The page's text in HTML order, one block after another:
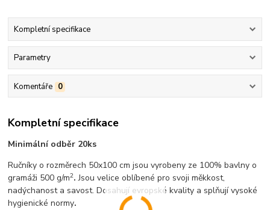
Kompletní specifikace
Parametry
Komentáře 0
Kompletní specifikace
Minimální odběr 20ks
Ručníky o rozměrech 50x100 cm jsou vyrobeny ze 100% bavlny o
gramáži 500 g/m2.Jsou velice oblíbené pro svoji měkkost,
nadýchanost a savost. Dosahují evropské kvality a splňují vysoké
hygienické normy.